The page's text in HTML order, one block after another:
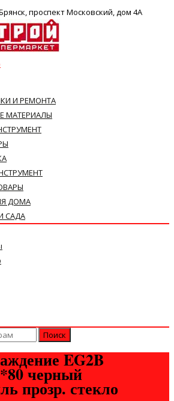
проспект Московский, дом 4А
И РЕМОНТА
МАТЕРИАЛЫ
ДОМА
САДА
EG2B
черный
прозр. стекло